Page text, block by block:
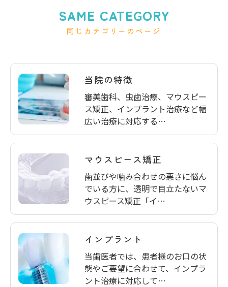
同じカテゴリーのページ
SAME CATEGORY
当院の特徴
審美歯科、虫歯治療、マウスピー
ス矯正、インプラント治療など幅
広い治療に対応する…
マウスピース矯正
歯並びや噛み合わせの悪さに悩ん
でいる方に、透明で目立たないマ
ウスピース矯正「イ…
インプラント
当歯医者では、患者様のお口の状
態やご要望に合わせて、インプラ
ント治療に対応して…